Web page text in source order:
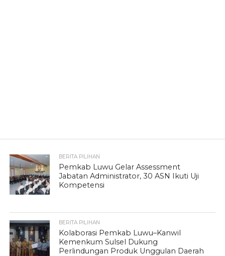
BERITA PILIHAN
Pemkab Luwu Gelar Assessment
Jabatan Administrator, 30 ASN Ikuti Uji
Kompetensi
BERITA PILIHAN
Kolaborasi Pemkab Luwu–Kanwil
Kemenkum Sulsel Dukung
Perlindungan Produk Unggulan Daerah